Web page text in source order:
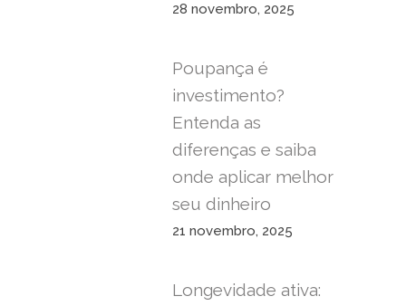
28 novembro, 2025
Poupança é
investimento?
Entenda as
diferenças e saiba
onde aplicar melhor
seu dinheiro
21 novembro, 2025
Longevidade ativa: